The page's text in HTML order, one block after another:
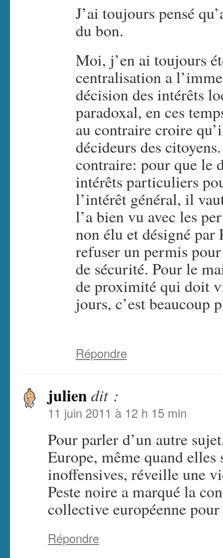
J’ai toujours pensé
du bon.
Moi, j’en ai toujours
centralisation a
décision des intérêts
paradoxal, en ces
au contraire croire
décideurs des
contraire: pour que le
intérêts particuliers
l’intérêt général, il
l’a bien vu avec les
non élu et désigné par
refuser un permis
de sécurité. Pour le
de proximité qui doit
jours, c’est beaucoup
Répondre
julien dit :
11 juin 2011 à 12 h 15 min
Pour parler d’un autre
Europe, même quand
inoffensives, réveille une
Peste noire a marqué la
collective européenne
Répondre